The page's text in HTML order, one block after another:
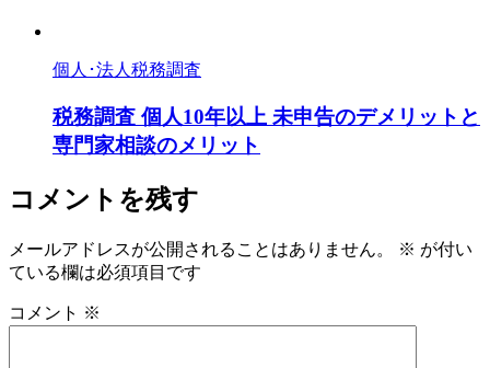
個人･法人税務調査
税務調査 個人10年以上 未申告のデメリットと
専門家相談のメリット
コメントを残す
メールアドレスが公開されることはありません。 ※ が付い
ている欄は必須項目です
コメント ※